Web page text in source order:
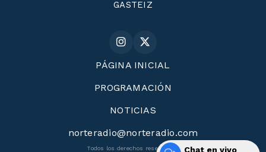
GASTEIZ
PÁGINA INICIAL
PROGRAMACIÓN
NOTICIAS
norteradio@norteradio.com
Todos los derechos reservados. Chat en vivo